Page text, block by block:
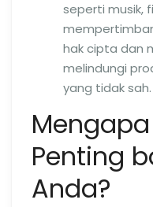
seperti musik,
hak cipta dan
melindungi
yang tidak sah.
Penting
Anda?